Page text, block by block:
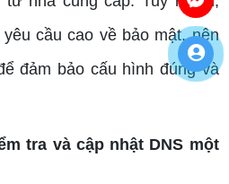
cầu cao về bảo mật, nên
đảm bảo cấu hình đúng và
tra và cập nhật DNS một